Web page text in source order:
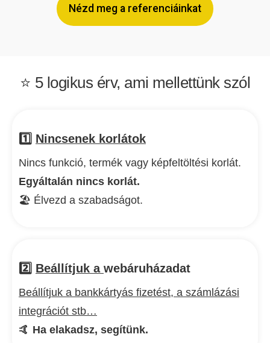
Nézd meg a referenciáinkat
⭐ 5 logikus érv, ami mellettünk szól
1️⃣ Nincsenek korlátok
Nincs funkció, termék vagy képfeltöltési korlát.
Egyáltalán nincs korlát.
🏖️ Élvezd a szabadságot.
2️⃣ Beállítjuk a webáruházadat
Beállítjuk a bankkártyás fizetést, a számlázási
integrációt stb…
🤙 Ha elakadsz, segítünk.